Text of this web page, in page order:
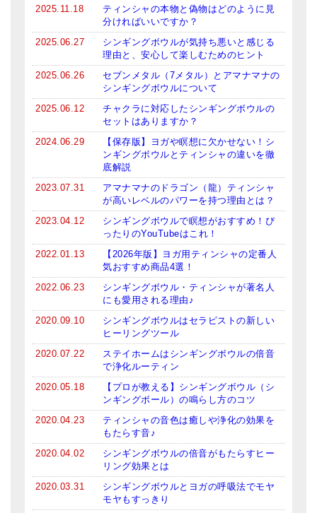
2025.11.18
ティンシャの本物と偽物はどのように見
分ければいいですか？
2025.06.27
シンギングボウルが気持ち悪いと感じる
理由と、安心して楽しむためのヒント
2025.06.26
セブンメタル（7メタル）とアマナマナの
シンギングボウルについて
2025.06.12
チャクラに対応したシンギングボウルの
セットはありますか？
2024.06.29
【保存版】ヨガや瞑想に欠かせない！シ
ンギングボウルとティンシャの違いを徹
底解説
2023.07.31
アマナマナのドラゴン（龍）ティンシャ
が高いレベルのパワーを持つ理由とは？
2023.04.12
シンギングボウルで瞑想がおすすめ！ぴ
ったりのYouTubeはこれ！
2022.01.13
【2026年版】ヨガ用ティンシャの定番人
気おすすめ商品4選！
2022.06.23
シンギングボウル・ティンシャが著名人
にも愛用される理由♪
2020.09.10
シンギングボウルはセラピストの新しい
ヒーリングツール
2020.07.22
ステイホームはシンギングボウルの倍音
で浄化ルーティン
2020.05.18
【プロが教える】シンギングボウル（シ
ンギングボール）の鳴らし方のコツ
2020.04.23
ティンシャの音色は癒しや浄化の効果を
もたらす音♪
2020.04.02
シンギングボウルの倍音がもたらすヒー
リング効果とは
2020.03.31
シンギングボウルとヨガの呼吸法でモヤ
モヤもすっきり